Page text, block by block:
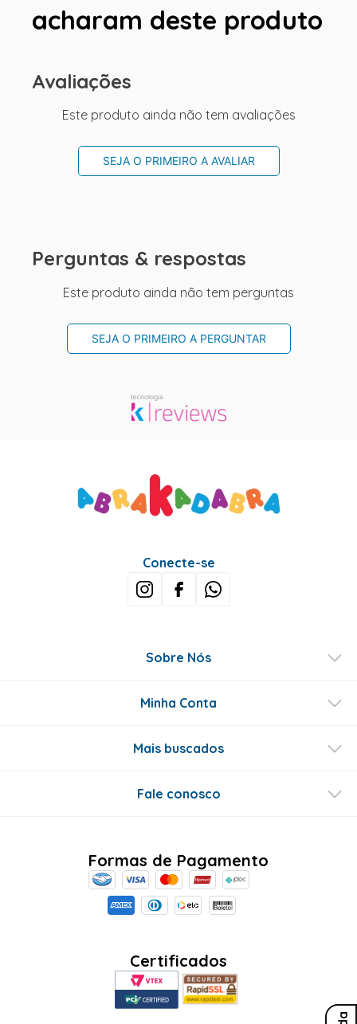
acharam deste produto
Avaliações
Este produto ainda não tem avaliações
SEJA O PRIMEIRO A AVALIAR
Perguntas & respostas
Este produto ainda não tem perguntas
SEJA O PRIMEIRO A PERGUNTAR
Conecte-se
Sobre Nós
Minha Conta
Mais buscados
Fale conosco
Formas de Pagamento
Certificados